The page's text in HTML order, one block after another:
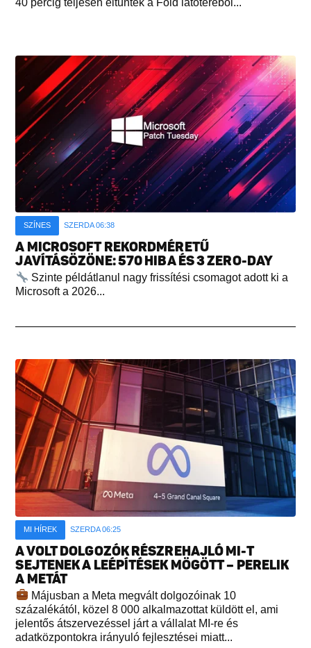
40 percig teljesen eltűntek a Föld látóteréből...
SZÍNES SZERDA 06:38
A MICROSOFT REKORDMÉRETŰ
JAVÍTÁSÖZÖNE: 570 HIBA ÉS 3 ZERO-DAY
Szinte példátlanul nagy frissítési csomagot adott ki a
Microsoft a 2026...
MI HÍREK SZERDA 06:25
A VOLT DOLGOZÓK RÉSZREHAJLÓ MI-T
SEJTENEK A LEÉPÍTÉSEK MÖGÖTT – PERELIK
A METÁT
Májusban a Meta megvált dolgozóinak 10
százalékától, közel 8 000 alkalmazottat küldött el, ami
jelentős átszervezéssel járt a vállalat MI-re és
adatközpontokra irányuló fejlesztései miatt...